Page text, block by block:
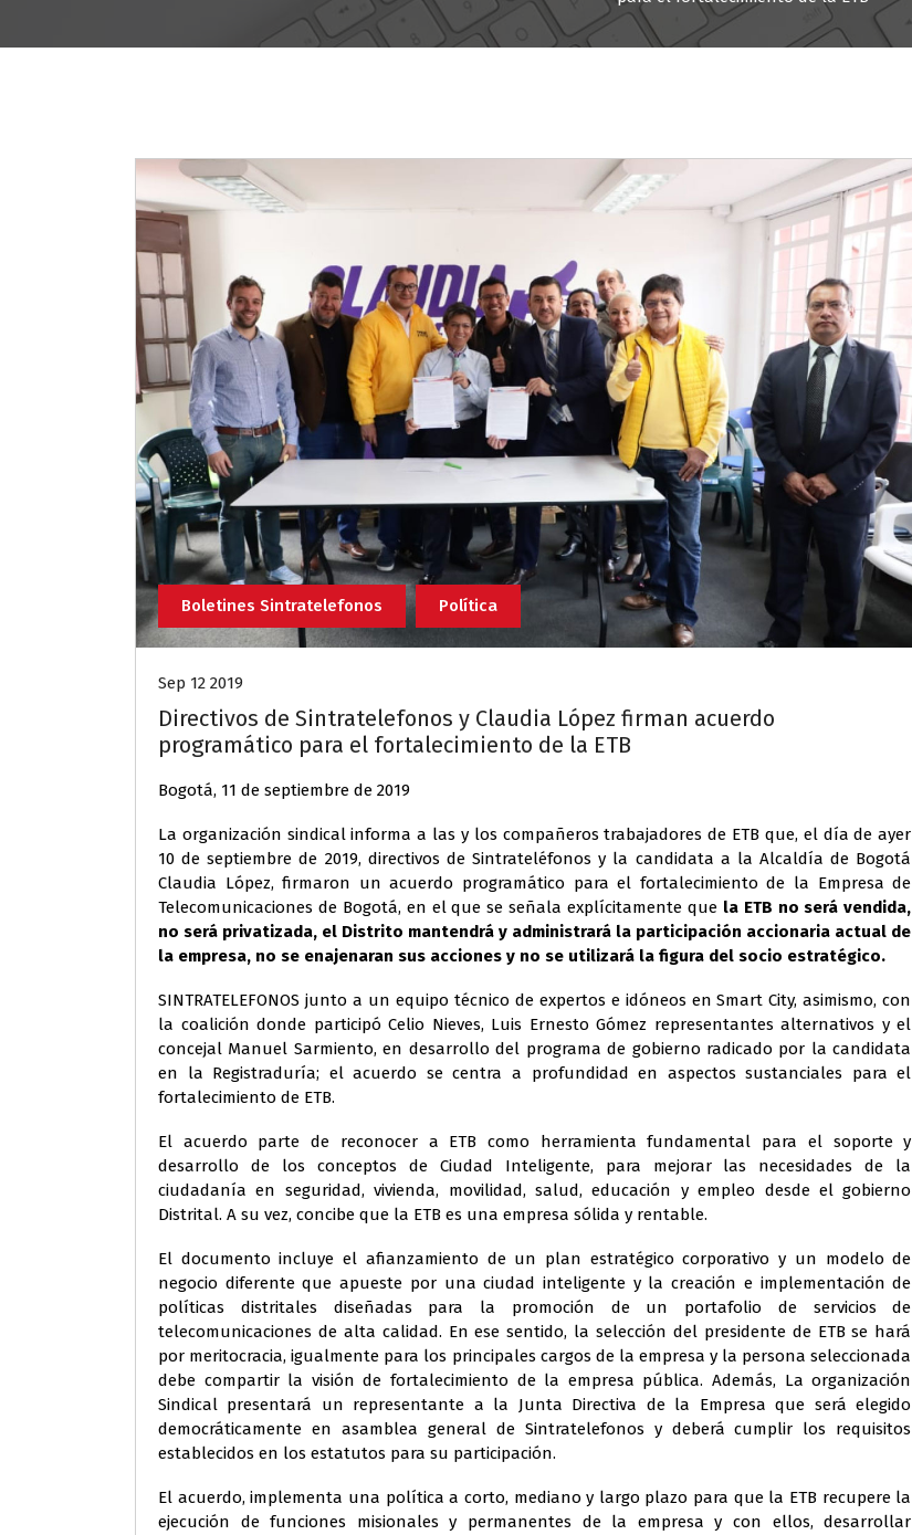
Boletines Sintratelefonos Política
Sep 12 2019
Directivos de Sintratelefonos y Claudia López firman acuerdo
programático para el fortalecimiento de la ETB
Bogotá, 11 de septiembre de 2019
La organización sindical informa a las y los compañeros trabajadores de ETB que, el día de ayer
10 de septiembre de 2019, directivos de Sintrateléfonos y la candidata a la Alcaldía de Bogotá
Claudia López, firmaron un acuerdo programático para el fortalecimiento de la Empresa de
Telecomunicaciones de Bogotá, en el que se señala explícitamente que la ETB no será vendida,
no será privatizada, el Distrito mantendrá y administrará la participación accionaria actual de
la empresa, no se enajenaran sus acciones y no se utilizará la figura del socio estratégico.
SINTRATELEFONOS junto a un equipo técnico de expertos e idóneos en Smart City, asimismo, con
la coalición donde participó Celio Nieves, Luis Ernesto Gómez representantes alternativos y el
concejal Manuel Sarmiento, en desarrollo del programa de gobierno radicado por la candidata
en la Registraduría; el acuerdo se centra a profundidad en aspectos sustanciales para el
fortalecimiento de ETB.
El acuerdo parte de reconocer a ETB como herramienta fundamental para el soporte y
desarrollo de los conceptos de Ciudad Inteligente, para mejorar las necesidades de la
ciudadanía en seguridad, vivienda, movilidad, salud, educación y empleo desde el gobierno
Distrital. A su vez, concibe que la ETB es una empresa sólida y rentable.
El documento incluye el afianzamiento de un plan estratégico corporativo y un modelo de
negocio diferente que apueste por una ciudad inteligente y la creación e implementación de
políticas distritales diseñadas para la promoción de un portafolio de servicios de
telecomunicaciones de alta calidad. En ese sentido, la selección del presidente de ETB se hará
por meritocracia, igualmente para los principales cargos de la empresa y la persona seleccionada
debe compartir la visión de fortalecimiento de la empresa pública. Además, La organización
Sindical presentará un representante a la Junta Directiva de la Empresa que será elegido
democráticamente en asamblea general de Sintratelefonos y deberá cumplir los requisitos
establecidos en los estatutos para su participación.
El acuerdo, implementa una política a corto, mediano y largo plazo para que la ETB recupere la
ejecución de funciones misionales y permanentes de la empresa y con ellos, desarrollar